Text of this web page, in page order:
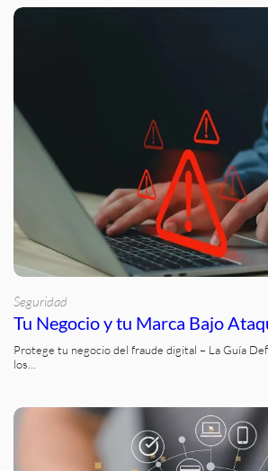
Seguridad
Tu Negocio y tu Marca Bajo
Protege tu negocio del fraude digital – La Guía
los…